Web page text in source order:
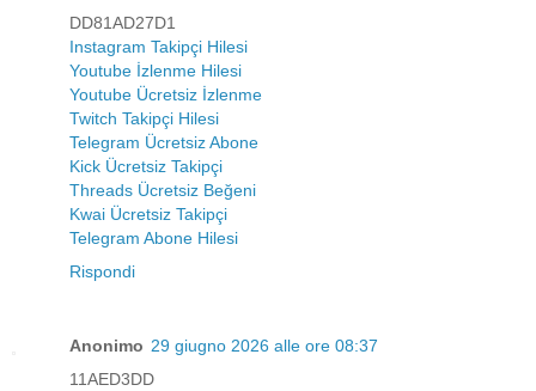
DD81AD27D1
Instagram Takipçi Hilesi
Youtube İzlenme Hilesi
Youtube Ücretsiz İzlenme
Twitch Takipçi Hilesi
Telegram Ücretsiz Abone
Kick Ücretsiz Takipçi
Threads Ücretsiz Beğeni
Kwai Ücretsiz Takipçi
Telegram Abone Hilesi
Rispondi
Anonimo 29 giugno 2026 alle ore 08:37
11AED3DD